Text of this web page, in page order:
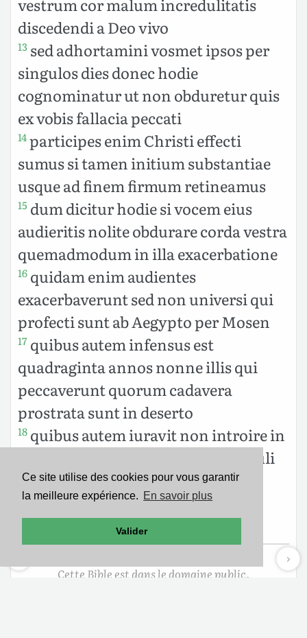
Ce site utilise des cookies pour vous garantir
la meilleure expérience. En savoir plus
Valider
discedendi a Deo vivo
13 sed adhortamini vosmet ipsos per
singulos dies donec hodie
cognominatur ut non obduretur quis
ex vobis fallacia peccati
14participes enim Christi effecti
sumus si tamen initium substantiae
usque ad finem firmum retineamus
15 dum dicitur hodie si vocem eius
audieritis nolite obdurare corda vestra
quemadmodum in illa exacerbatione
16 quidam enim audientes
exacerbaverunt sed non universi qui
profecti sunt ab Aegypto per Mosen
17 quibus autem infensus est
quadraginta annos nonne illis qui
peccaverunt quorum cadavera
prostrata sunt in deserto
18 quibus autem iuravit non introire in
requiem ipsius nisi illis qui increduli
fuerunt
19et videmus quia non potuerunt
introire propter incredulitatem
Cette Bible est dans le domaine public.